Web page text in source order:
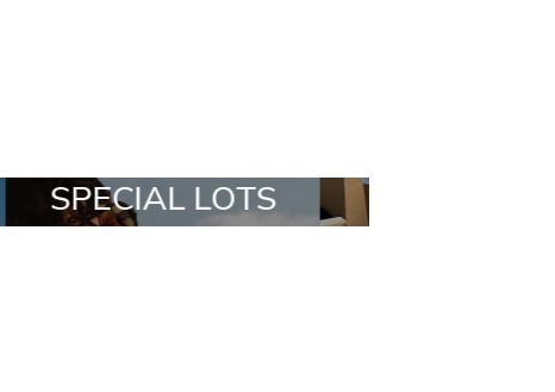
ALL IN A BOX STYLIA OUTFIT